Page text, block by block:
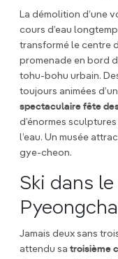
La démolition d’une
cours d’eau
transformé le centre
promenade en bord
tohu-bohu urbain.
toujours animées
spectaculaire fête
d’énormes
l’eau. Un musée
gye-cheon.
Ski dans
Jamais deux sans
attendu sa troisième